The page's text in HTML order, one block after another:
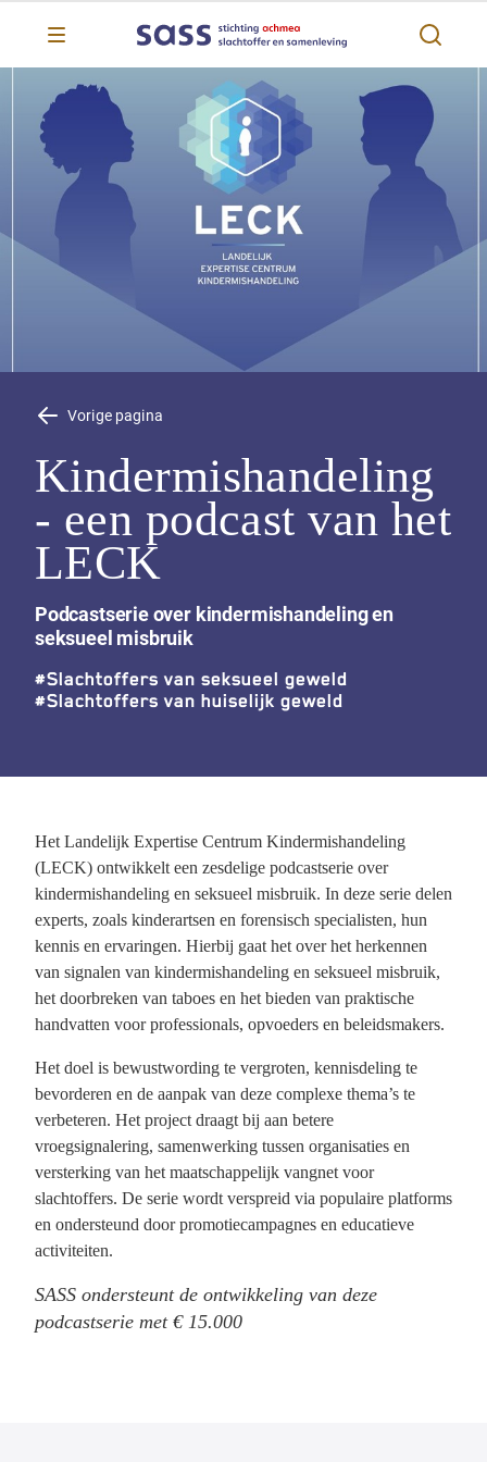
Vorige pagina
Kindermishandeling
- een podcast van het
LECK
Podcastserie over kindermishandeling en
seksueel misbruik
#Slachtoffers van seksueel geweld
#Slachtoffers van huiselijk geweld
Het Landelijk Expertise Centrum Kindermishandeling
(LECK) ontwikkelt een zesdelige podcastserie over
kindermishandeling en seksueel misbruik. In deze serie delen
experts, zoals kinderartsen en forensisch specialisten, hun
kennis en ervaringen. Hierbij gaat het over het herkennen
van signalen van kindermishandeling en seksueel misbruik,
het doorbreken van taboes en het bieden van praktische
handvatten voor professionals, opvoeders en beleidsmakers.
Het doel is bewustwording te vergroten, kennisdeling te
bevorderen en de aanpak van deze complexe thema’s te
verbeteren. Het project draagt bij aan betere
vroegsignalering, samenwerking tussen organisaties en
versterking van het maatschappelijk vangnet voor
slachtoffers. De serie wordt verspreid via populaire platforms
en ondersteund door promotiecampagnes en educatieve
activiteiten.
SASS ondersteunt de ontwikkeling van deze
podcastserie met € 15.000